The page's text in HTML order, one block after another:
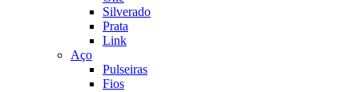
Silverado
Prata
Link
Aço
Pulseiras
Fios